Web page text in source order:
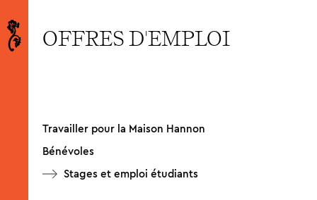
OFFRES D'EMPLOI
Travailler pour la Maison Hannon
Bénévoles
Stages et emploi étudiants